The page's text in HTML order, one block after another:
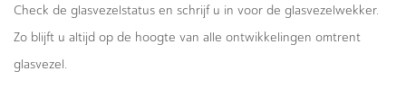
Check de glasvezelstatus en schrijf u in voor de glasvezelwekker.
Zo blijft u altijd op de hoogte van alle ontwikkelingen omtrent
glasvezel.